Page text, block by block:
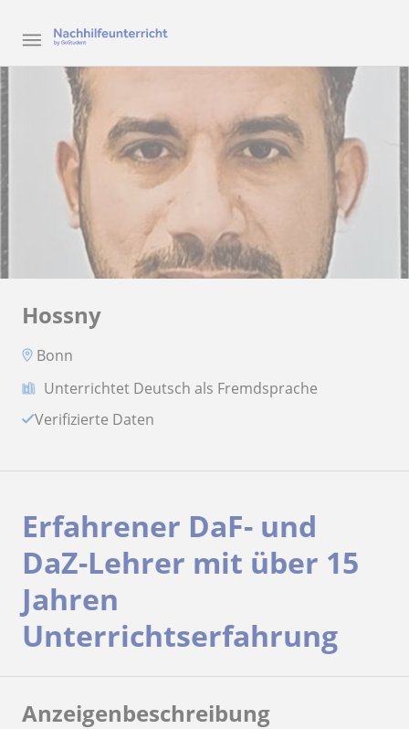
Hossny
Bonn
Unterrichtet Deutsch als Fremdsprache
Verifizierte Daten
Erfahrener DaF- und
DaZ-Lehrer mit über 15
Jahren
Unterrichtserfahrung
Anzeigenbeschreibung